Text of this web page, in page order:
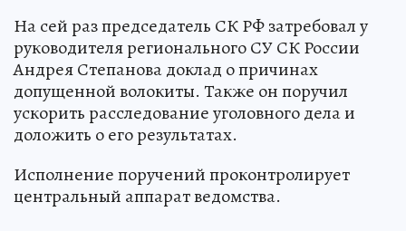
На сей раз председатель СК РФ затребовал у
руководителя регионального СУ СК России
Андрея Степанова доклад о причинах
допущенной волокиты. Также он поручил
ускорить расследование уголовного дела и
доложить о его результатах.
Исполнение поручений проконтролирует
центральный аппарат ведомства.